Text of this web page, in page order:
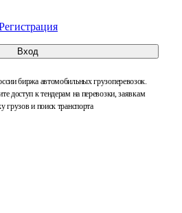
Вход
биржа автомобильных грузоперевозок.
доступ к тендерам на перевозки, заявкам
грузов и поиск транспорта